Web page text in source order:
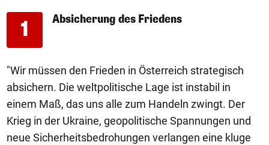
1 Absicherung des Friedens
"Wir müssen den Frieden in Österreich strategisch
absichern. Die weltpolitische Lage ist instabil in
einem Maß, das uns alle zum Handeln zwingt. Der
Krieg in der Ukraine, geopolitische Spannungen und
neue Sicherheitsbedrohungen verlangen eine kluge